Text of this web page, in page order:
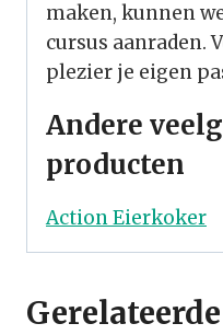
maken, kunnen
cursus aanraden.
plezier je eigen
Andere
producten
Action Eierkoker